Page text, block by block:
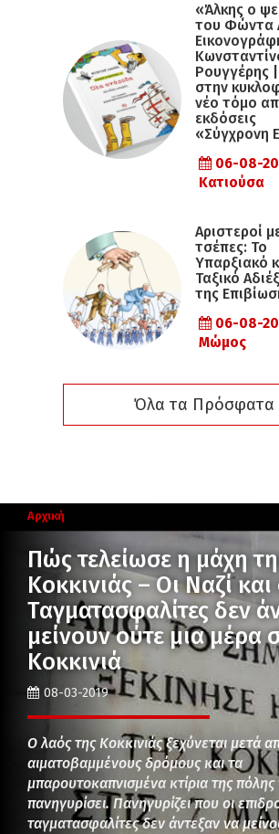
«Άλκης ο
του Φώντα
Ρουγγέρης
στην
νέο τόμο
εκδόσεις
«Σύγχρονη
06-08-
Κατιούσα
Αριστεροί
τσέπες: Το
Υπαρξιακό
Ταξικό
της
06-08-
Μώμος
Όλα τα Πρόσφατα
Αρχική
Πώς τελείωσε η μάχη
Κοκκινιάς – Οι Ναζί και
Ταγματασφαλίτες δεν
μείνουν ούτε μια μέρα
Κοκκινιά
08-03-2019
Ο λαός της Κοκκινιάς ξεχύνεται μετά
αιματοβαμμένους δρόμους και τα
μπαρουτοκαπνισμένα κτίρια της πόλης
πανηγυρίσει. Πανηγυρίζει που οι
ταγματασφαλίτες δεν άντεξαν να